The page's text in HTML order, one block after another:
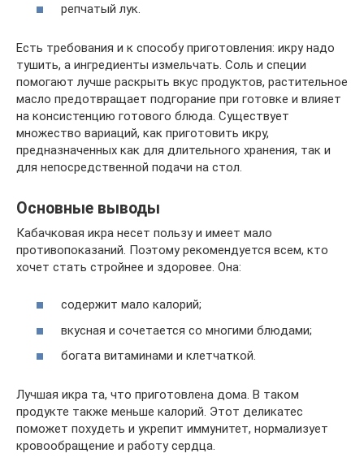
репчатый лук.
Есть требования и к способу приготовления: икру надо
тушить, а ингредиенты измельчать. Соль и специи
помогают лучше раскрыть вкус продуктов, растительное
масло предотвращает подгорание при готовке и влияет
на консистенцию готового блюда. Существует
множество вариаций, как приготовить икру,
предназначенных как для длительного хранения, так и
для непосредственной подачи на стол.
Основные выводы
Кабачковая икра несет пользу и имеет мало
противопоказаний. Поэтому рекомендуется всем, кто
хочет стать стройнее и здоровее. Она:
содержит мало калорий;
вкусная и сочетается со многими блюдами;
богата витаминами и клетчаткой.
Лучшая икра та, что приготовлена дома. В таком
продукте также меньше калорий. Этот деликатес
поможет похудеть и укрепит иммунитет, нормализует
кровообращение и работу сердца.